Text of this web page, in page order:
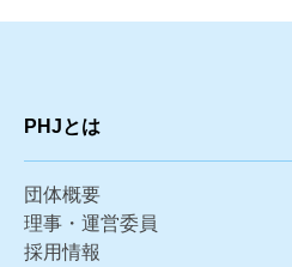
PHJとは
団体概要
理事・運営委員
採用情報